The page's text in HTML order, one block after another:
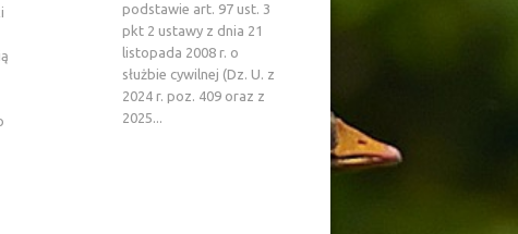
podstawie art. 97 ust. 3
pkt 2 ustawy z dnia 21
listopada 2008 r. o
służbie cywilnej (Dz. U. z
2024 r. poz. 409 oraz z
2025...